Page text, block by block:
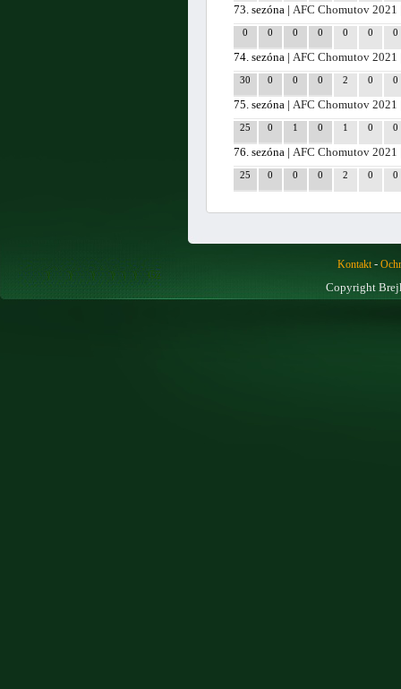
73. sezóna | AFC Chomutov 2021
0 0 0 0 0 0 0
74. sezóna | AFC Chomutov 2021
30 0 0 0 2 0 0
75. sezóna | AFC Chomutov 2021
25 0 1 0 1 0 0
76. sezóna | AFC Chomutov 2021
25 0 0 0 2 0 0
Kontakt-
Copyright